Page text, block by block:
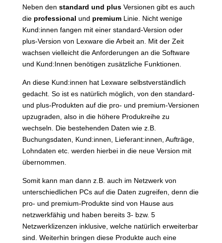
Neben den standard und plusVersionen gibt es auch
die professional und premiumLinie. Nicht wenige
Kund:innen fangen mit einer standard-Version oder
plus-Version von Lexware die Arbeit an. Mit der Zeit
wachsen vielleicht die Anforderungen an die Software
und Kund:Innen benötigen zusätzliche Funktionen.
An diese Kund:innen hat Lexware selbstverständlich
gedacht. So ist es natürlich möglich, von den standard-
und plus-Produkten auf die pro- und premium-Versionen
upzugraden, also in die höhere Produkreihe zu
wechseln. Die bestehenden Daten wie z.B.
Buchungsdaten, Kund:innen, Lieferant:innen, Aufträge,
Lohndaten etc. werden hierbei in die neue Version mit
übernommen.
Somit kann man dann z.B. auch im Netzwerk von
unterschiedlichen PCs auf die Daten zugreifen, denn die
pro- und premium-Produkte sind von Hause aus
netzwerkfähig und haben bereits 3- bzw. 5
Netzwerklizenzen inklusive, welche natürlich erweiterbar
sind. Weiterhin bringen diese Produkte auch eine